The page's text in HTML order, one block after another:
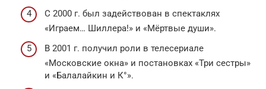
С 2000 г. был задействован в спектаклях
«Играем… Шиллера!» и «Мёртвые души».
В 2001 г. получил роли в телесериале
«Московские окна» и постановках «Три сестры»
и «Балалайкин и К°».